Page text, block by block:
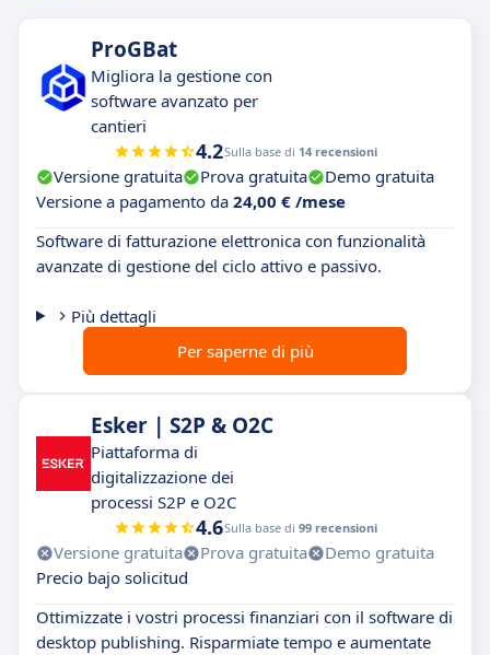
ProGBat
Migliora la gestione con
software avanzato per
cantieri
4.2Sulla base di 14 recensioni
Versione gratuita Prova gratuita
Demo gratuita
Versione a pagamento da 24,00 € /mese
Software di fatturazione elettronica con funzionalità
avanzate di gestione del ciclo attivo e passivo.
Più dettagli
Per saperne di più
Esker | S2P & O2C
Piattaforma di
digitalizzazione dei
processi S2P e O2C
4.6Sulla base di 99 recensioni
Versione gratuita Prova gratuita
Demo gratuita
Precio bajo solicitud
Ottimizzate i vostri processi finanziari con il software di
desktop publishing. Risparmiate tempo e aumentate